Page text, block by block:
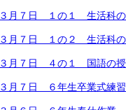
３月７日 １の１ 生活科
３月７日 １の２ 生活科
３月７日 ４の１ 国語の
３月７日 ６年生卒業式練